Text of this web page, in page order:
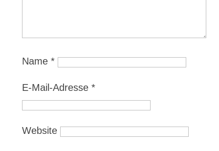
Name *
E-Mail-Adresse *
Website